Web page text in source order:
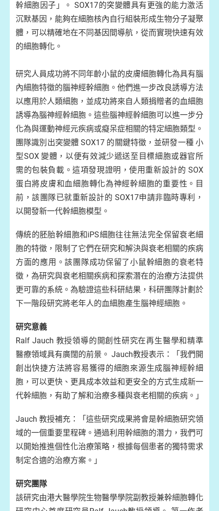
幹細胞因子」。 SOX17的突變體具有更強的能力激活
沉默基因，能夠在細胞核內自行組裝形成生物分子凝聚
體，可以精確地在不同基因間導航，從而實現快速有效
的細胞轉化。
研究人員成功將不同年齡小鼠的皮膚細胞轉化為具有腦
內細胞特徵的腦神經幹細胞。他們進一步改良誘導方法
以應用於人類細胞，並成功將來自人類捐贈者的血細胞
誘導為腦神經幹細胞。這些腦神經幹細胞可以進一步分
化為與運動神經元疾病或癡呆症相關的特定細胞類型。
團隊識別出突變體 SOX17 的關鍵特徵，並研發一種 小
型SOX 變體，以便有效減少遞送至目標細胞或器官所
需的包裝負載。這項發現證明，使用重新設計的 SOX
蛋白將皮膚和血細胞轉化為神經幹細胞的重要性。目
前，該團隊已就重新設計的 SOX17申請非臨時專利，
以開發新一代幹細胞模型。
傳統的胚胎幹細胞和iPS細胞往往無法完全保留衰老細
胞的特徵，限制了它們在研究和解決與衰老相關的疾病
方面的應用。該團隊成功保留了小鼠幹細胞的衰老特
徵，為研究與衰老相關疾病和探索潛在的治療方法提供
更可靠的系統。為驗證這些科研結果，科研團隊計劃於
下一階段研究將老年人的血細胞產生腦神經細胞。
研究意義
Ralf Jauch 教授領導的開創性研究在再生醫學和精準
醫療領域具有廣闊的前景。 Jauch教授表示：「我們開
創出快捷方法將容易獲得的細胞來源生成腦神經幹細
胞，可以更快、更具成本效益和更安全的方式生成新一
代幹細胞，有助了解和治療多種與衰老相關的疾病。」
Jauch 教授補充：「這些研究成果將會是幹細胞研究領
域的一個重要里程碑。通過利用幹細胞的潛力，我們可
以開始推進個性化治療策略，根據每個患者的獨特需求
制定合適的治療方案。」
研究團隊
該研究由港大醫學院生物醫學學院副教授兼幹細胞轉化